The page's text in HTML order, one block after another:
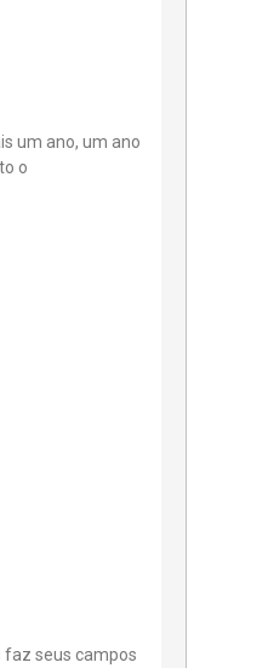
um ano, um ano
o
faz seus campos